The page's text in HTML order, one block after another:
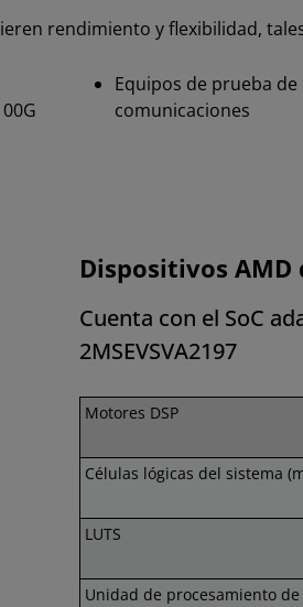
rendimiento y flexibilidad,
Equipos de prueba de
comunicaciones
Dispositivos AMD
Cuenta con el SoC
2MSEVSVA2197
Motores DSP
Células lógicas del sistema
LUTS
Unidad de procesamiento